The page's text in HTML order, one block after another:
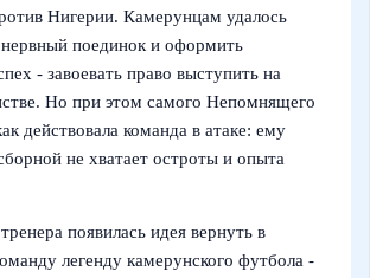
Нигерии. Камерунцам удалось
поединок и оформить
- завоевать право выступить на
Но при этом самого Непомнящего
действовала команда в атаке: ему
не хватает остроты и опыта
появилась идея вернуть в
легенду камерунского футбола -